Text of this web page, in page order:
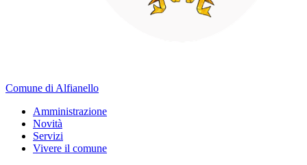
Comune di Alfianello
Amministrazione
Novità
Servizi
Vivere il comune